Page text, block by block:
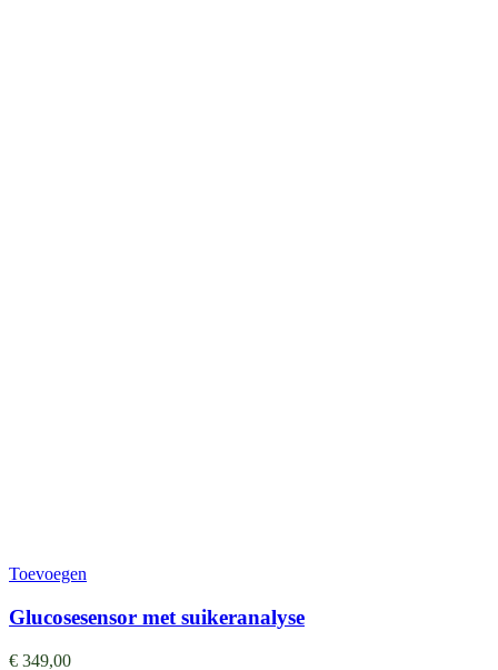
Toevoegen
Glucosesensor met suikeranalyse
€ 349,00